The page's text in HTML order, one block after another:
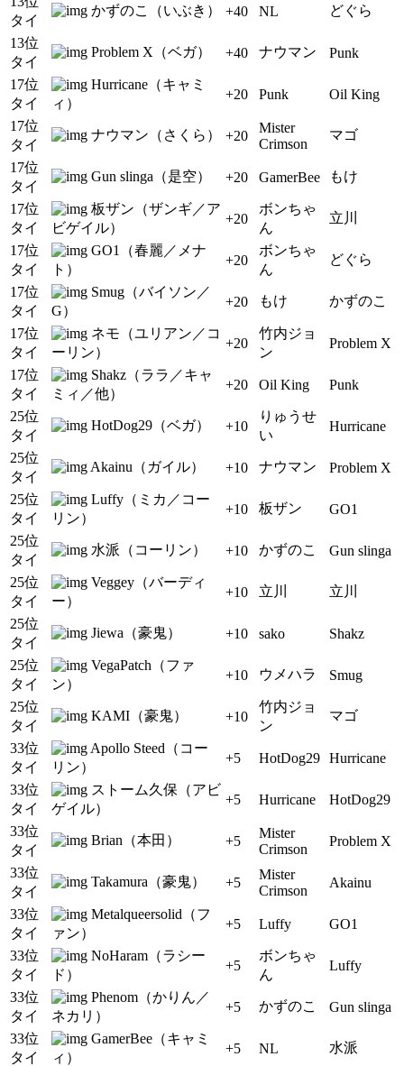
タイ
かずのこ（いぶき） +40 NL どぐら
13位
タイ
Problem X（ベガ） +40 ナウマン Punk
17位
タイ
Hurricane（キャミ
ィ）
+20 Punk Oil King
17位
タイ
ナウマン（さくら） +20
Mister
Crimson
マゴ
17位
タイ
Gun slinga（是空） +20 GamerBee もけ
17位
タイ
板ザン（ザンギ／ア
ビゲイル）
+20
ボンちゃ
ん
立川
17位
タイ
GO1（春麗／メナ
ト）
+20
ボンちゃ
ん
どぐら
17位
タイ
Smug（バイソン／
G）
+20 もけ かずのこ
17位
タイ
ネモ（ユリアン／コ
ーリン）
+20
竹内ジョ
ン
Problem X
17位
タイ
Shakz（ララ／キャ
ミィ／他）
+20 Oil King Punk
25位
タイ
HotDog29（ベガ） +10
りゅうせ
い
Hurricane
25位
タイ
Akainu（ガイル） +10 ナウマン Problem X
25位
タイ
Luffy（ミカ／コー
リン）
+10 板ザン GO1
25位
タイ
水派（コーリン） +10 かずのこ Gun slinga
25位
タイ
Veggey（バーディ
ー）
+10 立川 立川
25位
タイ
Jiewa（豪鬼） +10 sako Shakz
25位
タイ
VegaPatch（ファ
ン）
+10 ウメハラ Smug
25位
タイ
KAMI（豪鬼） +10
竹内ジョ
ン
マゴ
33位
タイ
Apollo Steed（コー
リン）
+5 HotDog29 Hurricane
33位
タイ
ストーム久保（アビ
ゲイル）
+5 Hurricane HotDog29
33位
タイ
Brian（本田） +5
Mister
Crimson
Problem X
33位
タイ
Takamura（豪鬼） +5
Mister
Crimson
Akainu
33位
タイ
Metalqueersolid（フ
ァン）
+5 Luffy GO1
33位
タイ
NoHaram（ラシー
ド）
+5
ボンちゃ
ん
Luffy
33位
タイ
Phenom（かりん／
ネカリ）
+5 かずのこ Gun slinga
33位
タイ
GamerBee（キャミ
ィ）
+5 NL 水派